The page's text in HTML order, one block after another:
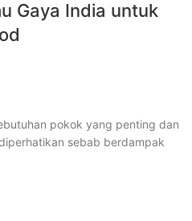
Gaya India untuk
pokok yang penting dan
sebab berdampak